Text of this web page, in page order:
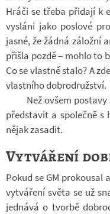
Hráči se třeba při­dají k
vy­sláni jako po­slové
jasné, že žádná zá­ložní
při­šla pozdě – mohlo to
Co se vlastně stalo? A
vlast­ního dob­ro­druž­ství.
Než ovšem
před­sta­vit a spo­lečně
nějak za­sa­dit.
Vytváření
Pokud se GM pro­kou­sal
vy­tvá­ření světa se už
jed­nává o tvorbě